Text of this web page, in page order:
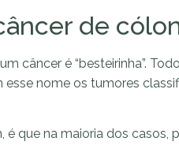
de
câncer é “besteirinha”.
nome os tumores
que na maioria dos casos,